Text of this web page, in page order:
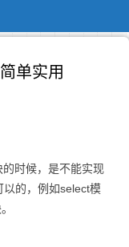
单实用
时候，是不能实现
以的，例如select模